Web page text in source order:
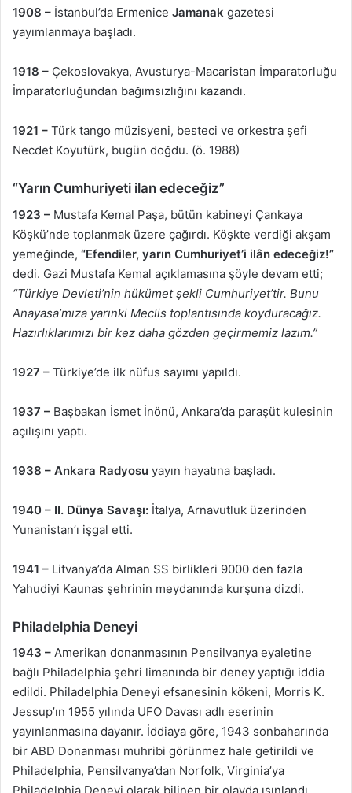
1908 – İstanbul’da Ermenice Jamanak gazetesi
yayımlanmaya başladı.
1918 – Çekoslovakya, Avusturya-Macaristan İmparatorluğu
İmparatorluğundan bağımsızlığını kazandı.
1921 – Türk tango müzisyeni, besteci ve orkestra şefi
Necdet Koyutürk, bugün doğdu. (ö. 1988)
“Yarın Cumhuriyeti ilan edeceğiz”
1923 – Mustafa Kemal Paşa, bütün kabineyi Çankaya
Köşkü’nde toplanmak üzere çağırdı. Köşkte verdiği akşam
yemeğinde, “Efendiler, yarın Cumhuriyet’i ilân edeceğiz!”
dedi. Gazi Mustafa Kemal açıklamasına şöyle devam etti;
“Türkiye Devleti’nin hükümet şekli Cumhuriyet’tir. Bunu
Anayasa’mıza yarınki Meclis toplantısında koyduracağız.
Hazırlıklarımızı bir kez daha gözden geçirmemiz lazım.”
1927 – Türkiye’de ilk nüfus sayımı yapıldı.
1937 – Başbakan İsmet İnönü, Ankara’da paraşüt kulesinin
açılışını yaptı.
1938 – Ankara Radyosu yayın hayatına başladı.
1940 – II. Dünya Savaşı: İtalya, Arnavutluk üzerinden
Yunanistan’ı işgal etti.
1941 – Litvanya’da Alman SS birlikleri 9000 den fazla
Yahudiyi Kaunas şehrinin meydanında kurşuna dizdi.
Philadelphia Deneyi
1943 – Amerikan donanmasının Pensilvanya eyaletine
bağlı Philadelphia şehri limanında bir deney yaptığı iddia
edildi. Philadelphia Deneyi efsanesinin kökeni, Morris K.
Jessup’ın 1955 yılında UFO Davası adlı eserinin
yayınlanmasına dayanır. İddiaya göre, 1943 sonbaharında
bir ABD Donanması muhribi görünmez hale getirildi ve
Philadelphia, Pensilvanya’dan Norfolk, Virginia’ya